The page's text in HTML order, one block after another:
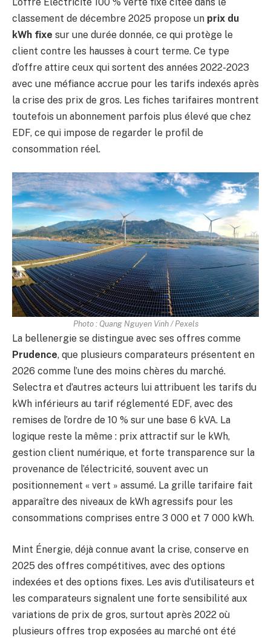
classement de décembre 2025 propose un prix du
kWh fixe sur une durée donnée, ce qui protège le
client contre les hausses à court terme. Ce type
d’offre attire ceux qui sortent des années 2022-2023
avec une méfiance accrue pour les tarifs indexés après
la crise des prix de gros. Les fiches tarifaires montrent
toutefois un abonnement parfois plus élevé que chez
EDF, ce qui impose de regarder le profil de
consommation réel.
Photo : Quang Nguyen Vinh / Pexels
La bellenergie se distingue avec ses offres comme
Prudence, que plusieurs comparateurs présentent en
2026 comme l’une des moins chères du marché.
Selectra et d’autres acteurs lui attribuent les tarifs du
kWh inférieurs au tarif réglementé EDF, avec des
remises de l’ordre de 10 % sur une base 6 kVA. La
logique reste la même : prix attractif sur le kWh,
gestion client numérique, et forte transparence sur la
provenance de l’électricité, souvent avec un
positionnement « vert » assumé. La grille tarifaire fait
apparaître des niveaux de kWh agressifs pour les
consommations comprises entre 3 000 et 7 000 kWh.
Mint Énergie, déjà connue avant la crise, conserve en
2025 des offres compétitives, avec des options
indexées et des options fixes. Les avis d’utilisateurs et
les comparateurs signalent une forte sensibilité aux
variations de prix de gros, surtout après 2022 où
plusieurs offres trop exposées au marché ont été